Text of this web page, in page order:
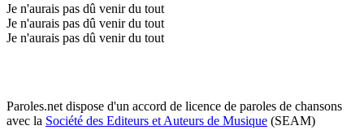
Je n'aurais pas dû venir du tout
Je n'aurais pas dû venir du tout
Je n'aurais pas dû venir du tout
Paroles.net dispose d'un accord de licence de paroles de chansons
avec la Société des Editeurs et Auteurs de Musique (SEAM)